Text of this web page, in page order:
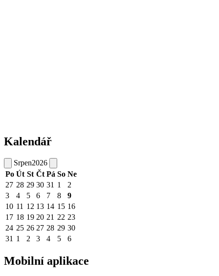
Kalendář
Srpen2026
Po Út St Čt Pá So Ne
27 28 29 30 31 1
2
3
4 5 6 7 8
9
10 11 12 13 14 15 16
17 18 19 20 21 22 23
24 25 26 27 28 29 30
31 1 2 3 4 5 6
Mobilní aplikace